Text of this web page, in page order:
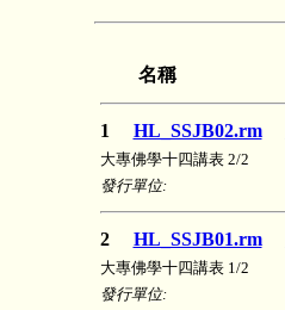
名稱
1 HL_SSJB02.rm
大專佛學十四講表 2/2
發行單位:
2 HL_SSJB01.rm
大專佛學十四講表 1/2
發行單位: